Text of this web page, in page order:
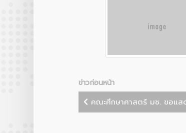
ข่าวก่อนหน้า
คณะศึกษาศาสตร์ มช. ขอแส